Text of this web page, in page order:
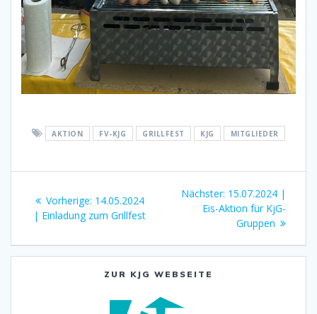
AKTION FV-KJG GRILLFEST KJG MITGLIEDER
Beitragsnavigation
Vorherige: Vorheriger
Beitrag:
14.05.2024
| Einladung zum Grillfest
Nächster: Nächster
Beitrag:
15.07.2024 |
Eis-Aktion für KjG-
Gruppen
ZUR KJG WEBSEITE